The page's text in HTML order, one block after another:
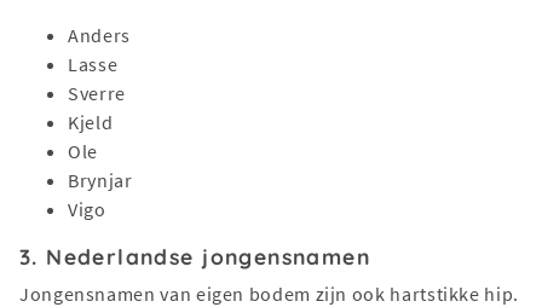
Anders
Lasse
Sverre
Kjeld
Ole
Brynjar
Vigo
3. Nederlandse jongensnamen
Jongensnamen van eigen bodem zijn ook hartstikke hip.